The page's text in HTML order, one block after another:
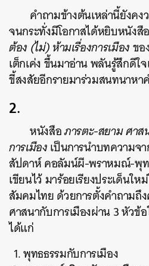
คำถามข้างต้นเหล่านี้ยังคง
จนกระทั่งมีโอกาสได้หยิบหนัง
ต้อง (ไม่) ห้ามเรื่องการเมืองขอ
เต็กเค่ง ขึ้นมาอ่าน พลันรู้สึกดีใ
ขี้สงสัยอีกรายมาร่วมสนทนาหา
2.
หนังสือภารตะ-สยาม ศาส
การเมืองเป็นการนำบทความจ
สัปดาห์ คอลัมน์ผี-พราหมณ์-พุท
เขียนไว้ มาร้อยเรียงประเด็นใ
สัมคมไทย ด้วยการตั้งคำถามถึ
ศาสนากับการเมืองผ่าน 3 หัว
ได้แก่
พุทธธรรมกับการเมือง